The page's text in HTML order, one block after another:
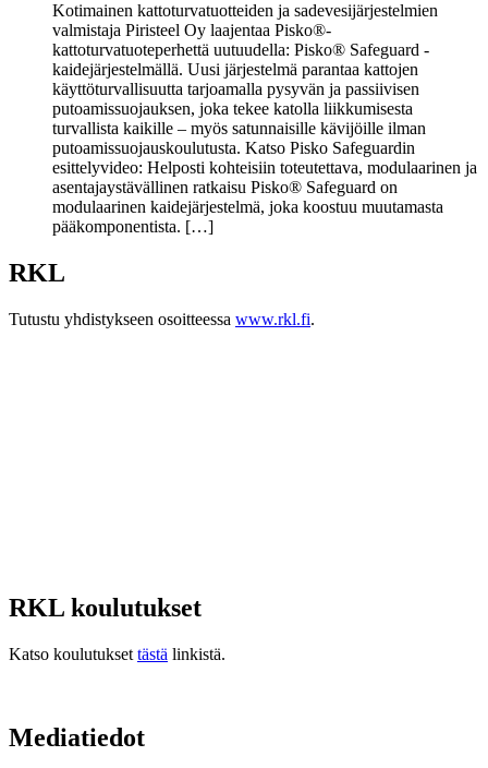
Kotimainen kattoturvatuotteiden ja sadevesijärjestelmien
valmistaja Piristeel Oy laajentaa Pisko®-
kattoturvatuoteperhettä uutuudella: Pisko® Safeguard -
kaidejärjestelmällä. Uusi järjestelmä parantaa kattojen
käyttöturvallisuutta tarjoamalla pysyvän ja passiivisen
putoamissuojauksen, joka tekee katolla liikkumisesta
turvallista kaikille – myös satunnaisille kävijöille ilman
putoamissuojauskoulutusta. Katso Pisko Safeguardin
esittelyvideo: Helposti kohteisiin toteutettava, modulaarinen ja
asentajaystävällinen ratkaisu Pisko® Safeguard on
modulaarinen kaidejärjestelmä, joka koostuu muutamasta
pääkomponentista. […]
RKL
Tutustu yhdistykseen osoitteessa www.rkl.fi.
RKL koulutukset
Katso koulutukset tästä linkistä.
Mediatiedot